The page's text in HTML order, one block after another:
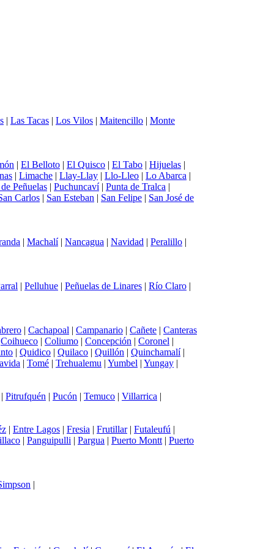
| Las Tacas | Los Vilos | Maitencillo | Monte
| El Belloto | El Quisco | El Tabo | Hijuelas |
| Limache | Llay-Llay | Llo-Lleo | Lo Abarca |
Peñuelas | Puchuncaví| Punta de Tralca |
Carlos | San Esteban | San Felipe | San José de
| Machalí| Nancagua | Navidad | Peralillo |
| Pelluhue | Peñuelas de Linares | Río Claro |
| Cachapoal | Campanario | Cañete | Canteras
Coihueco | Coliumo | Concepción | Coronel |
| Quidico | Quilaco | Quillón | Quinchamalí|
| Tomé | Trehualemu | Yumbel | Yungay |
Pitrufquén | Pucón | Temuco | Villarrica |
| Entre Lagos | Fresia | Frutillar| Futaleufú |
| Panguipulli | Pargua | Puerto Montt | Puerto
|